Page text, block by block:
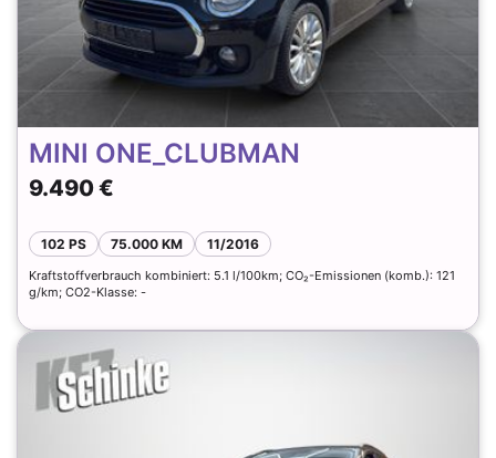
MINI ONE_CLUBMAN
9.490 €
102 PS 75.000 KM 11/2016
Kraftstoffverbrauch kombiniert: 5.1 l/100km; CO₂-Emissionen (komb.): 121
g/km; CO2-Klasse: -